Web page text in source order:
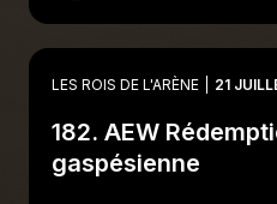
reviennent sur les
l'actualité de la lutte
nouvelle chronique "Il
entrevues
LES ROIS DE L'ARÈNE 21
182. AEW
gaspésienne